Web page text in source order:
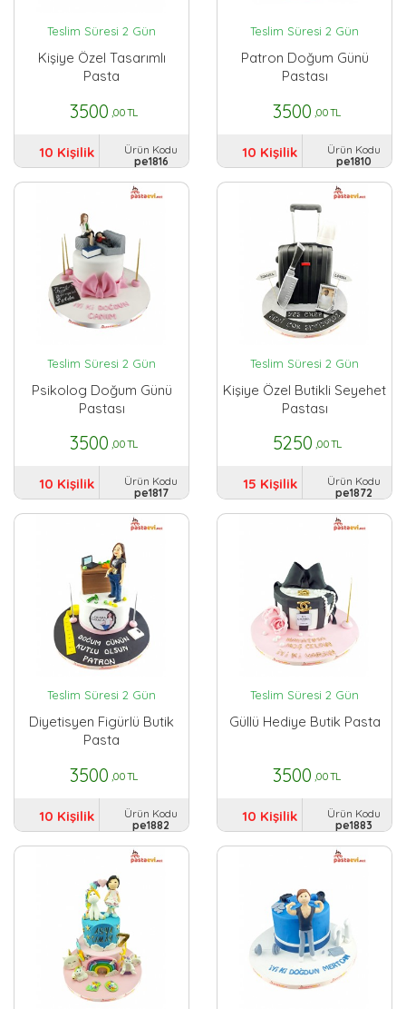
Teslim Süresi 2 Gün
Kişiye Özel Tasarımlı
Pasta
3500 ,00 TL
10 Kişilik
Ürün Kodu
pe1816
Teslim Süresi 2 Gün
Patron Doğum Günü
Pastası
3500 ,00 TL
10 Kişilik
Ürün Kodu
pe1810
Teslim Süresi 2 Gün
Psikolog Doğum Günü
Pastası
3500 ,00 TL
10 Kişilik
Ürün Kodu
pe1817
Teslim Süresi 2 Gün
Kişiye Özel Butikli Seyehet
Pastası
5250 ,00 TL
15 Kişilik
Ürün Kodu
pe1872
Teslim Süresi 2 Gün
Diyetisyen Figürlü Butik
Pasta
3500 ,00 TL
10 Kişilik
Ürün Kodu
pe1882
Teslim Süresi 2 Gün
Güllü Hediye Butik Pasta
3500 ,00 TL
10 Kişilik
Ürün Kodu
pe1883